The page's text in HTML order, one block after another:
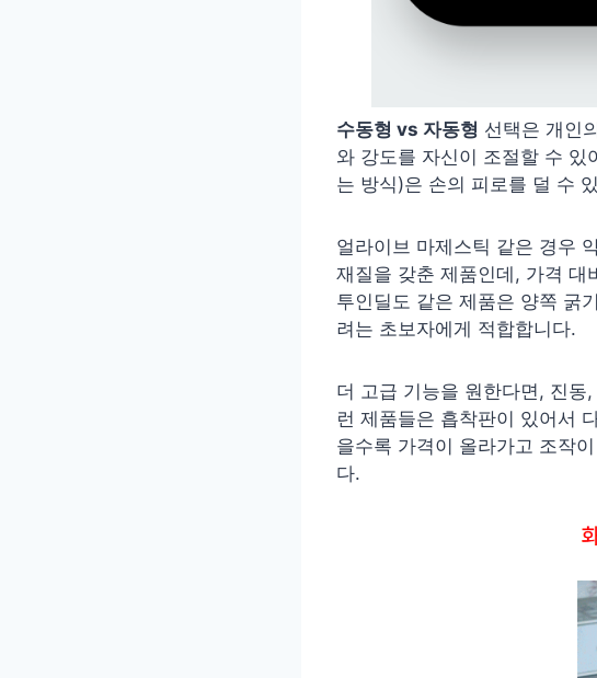
수동형 vs 자동형 선택은 개인
와 강도를 자신이 조절할 수 있
는 방식)은 손의 피로를 덜 수
얼라이브 마제스틱 같은 경우
재질을 갖춘 제품인데, 가격 대
투인딜도 같은 제품은 양쪽 굵
려는 초보자에게 적합합니다.
더 고급 기능을 원한다면, 진동
런 제품들은 흡착판이 있어서
을수록 가격이 올라가고 조작
다.